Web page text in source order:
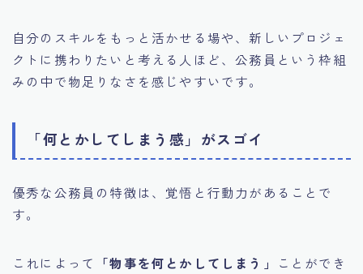
自分のスキルをもっと活かせる場や、新しいプロジェ
クトに携わりたいと考える人ほど、公務員という枠組
みの中で物足りなさを感じやすいです。
「何とかしてしまう感」がスゴイ
優秀な公務員の特徴は、覚悟と行動力があることで
す。
これによって 「物事を何とかしてしまう」
ことができ